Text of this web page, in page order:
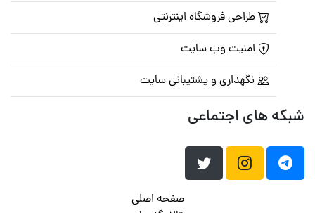
طراحی فروشگاه اینترنتی
امنیت وب سایت
نگهداری و پشتیبانی سایت
شبکه های اجتماعی
صفحه اصلی